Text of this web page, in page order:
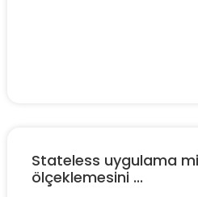
Stateless uygulama
ölçeklemesini ...